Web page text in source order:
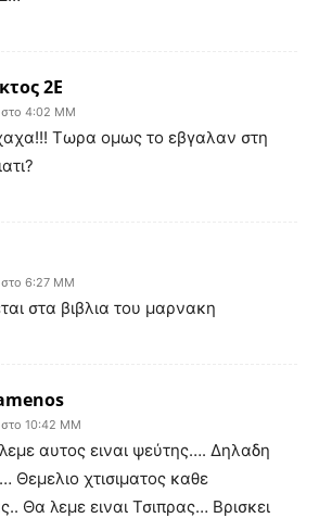
2Ε
4:02 ΜΜ
Τωρα ομως το εβγαλαν στη
6:27 ΜΜ
στα βιβλια του μαρνακη
10:42 ΜΜ
αυτος ειναι ψεύτης…. Δηλαδη
Θεμελιο χτισιματος καθε
Θα λεμε ειναι Τσιπρας… Βρισκει